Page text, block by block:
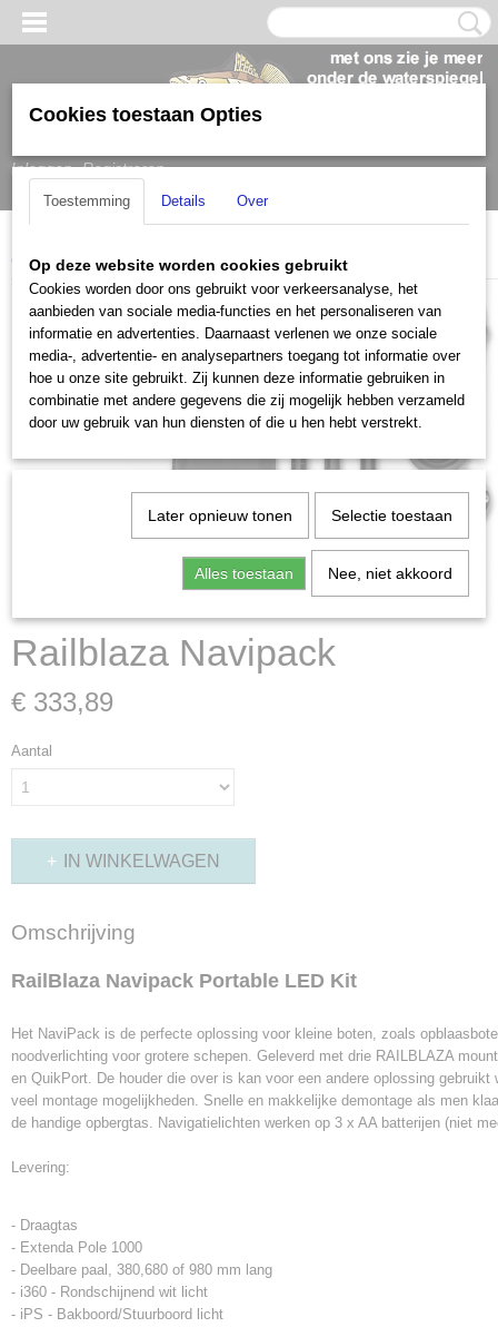
Inloggen Registreren
Home > Bootaccessoires > Railblaza Railblaza Navipack
Railblaza Navipack
€ 333,89
Aantal
IN WINKELWAGEN
Omschrijving
RailBlaza Navipack Portable LED Kit
Het NaviPack is de perfecte oplossing voor kleine boten, zoals
noodverlichting voor grotere schepen. Geleverd met drie RAILBLAZA
en QuikPort. De houder die over is kan voor een andere oplossing gebruikt
veel montage mogelijkheden. Snelle en makkelijke demontage als men
de handige opbergtas. Navigatielichten werken op 3 x AA batterijen (niet
Levering:
- Draagtas
- Extenda Pole 1000
- Deelbare paal, 380,680 of 980 mm lang
- i360 - Rondschijnend wit licht
- iPS - Bakboord/Stuurboord licht
Cookies toestaan Opties
Toestemming Details Over
Op deze website worden cookies gebruikt
Cookies worden door ons gebruikt voor verkeersanalyse, het
aanbieden van sociale media-functies en het personaliseren van
informatie en advertenties. Daarnaast verlenen we onze sociale
media-, advertentie- en analysepartners toegang tot informatie over
hoe u onze site gebruikt. Zij kunnen deze informatie gebruiken in
combinatie met andere gegevens die zij mogelijk hebben verzameld
door uw gebruik van hun diensten of die u hen hebt verstrekt.
Later opnieuw tonen Selectie toestaan
Alles toestaan Nee, niet akkoord